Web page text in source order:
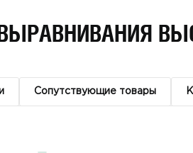
ВЫРАВНИВАНИЯ
Сопутствующие товары